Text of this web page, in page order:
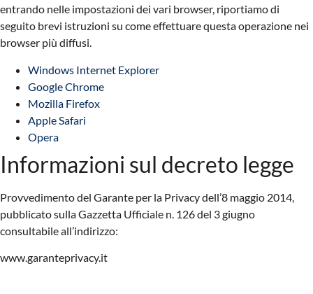
entrando nelle impostazioni dei vari browser, riportiamo di
seguito brevi istruzioni su come effettuare questa operazione nei
browser più diffusi.
Windows Internet Explorer
Google Chrome
Mozilla Firefox
Apple Safari
Opera
Informazioni sul decreto legge
Provvedimento del Garante per la Privacy dell’8 maggio 2014,
pubblicato sulla Gazzetta Ufficiale n. 126 del 3 giugno
consultabile all’indirizzo:
www.garanteprivacy.it